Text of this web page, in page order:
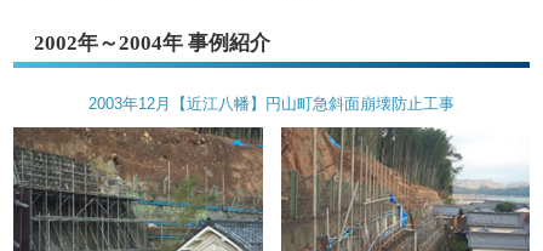
2002年～2004年 事例紹介
2003年12月【近江八幡】円山町急斜面崩壊防止工事